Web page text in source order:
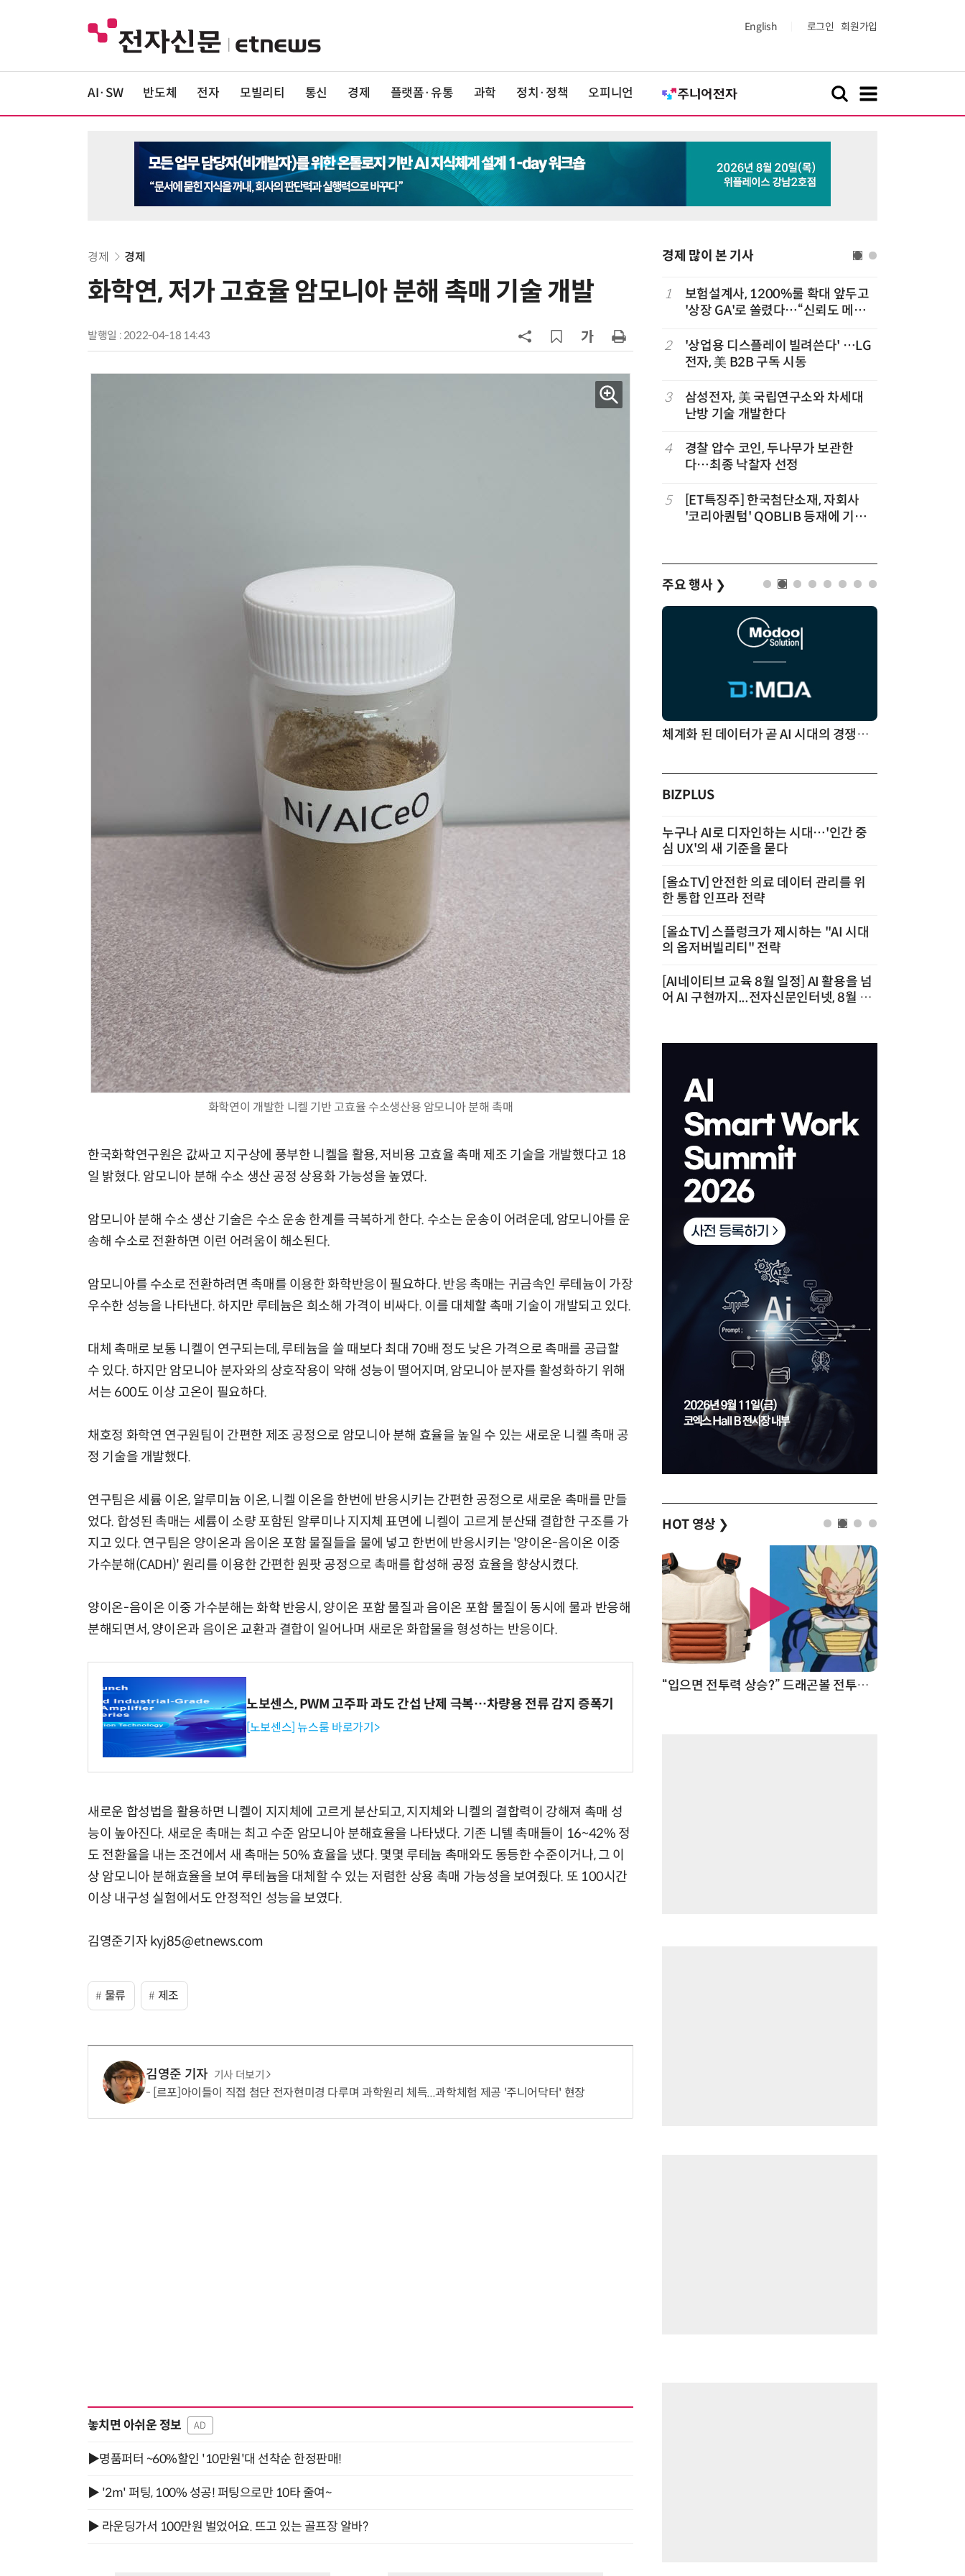
English 로그인 회원가입
AI·SW 반도체 전자 모빌리티 통신 경제 플랫폼·유통 과학 정치·정책 오피니언
경제 경제
화학연, 저가 고효율 암모니아 분해 촉매 기술 개발
발행일 : 2022-04-18 14:43
화학연이 개발한 니켈 기반 고효율 수소생산용 암모니아 분해 촉매
한국화학연구원은 값싸고 지구상에 풍부한 니켈을 활용, 저비용 고효율 촉매 제조 기술을 개발했다고 18
일 밝혔다. 암모니아 분해 수소 생산 공정 상용화 가능성을 높였다.
암모니아 분해 수소 생산 기술은 수소 운송 한계를 극복하게 한다. 수소는 운송이 어려운데, 암모니아를 운
송해 수소로 전환하면 이런 어려움이 해소된다.
암모니아를 수소로 전환하려면 촉매를 이용한 화학반응이 필요하다. 반응 촉매는 귀금속인 루테늄이 가장
우수한 성능을 나타낸다. 하지만 루테늄은 희소해 가격이 비싸다. 이를 대체할 촉매 기술이 개발되고 있다.
대체 촉매로 보통 니켈이 연구되는데, 루테늄을 쓸 때보다 최대 70배 정도 낮은 가격으로 촉매를 공급할
수 있다. 하지만 암모니아 분자와의 상호작용이 약해 성능이 떨어지며, 암모니아 분자를 활성화하기 위해
서는 600도 이상 고온이 필요하다.
채호정 화학연 연구원팀이 간편한 제조 공정으로 암모니아 분해 효율을 높일 수 있는 새로운 니켈 촉매 공
정 기술을 개발했다.
연구팀은 세륨 이온, 알루미늄 이온, 니켈 이온을 한번에 반응시키는 간편한 공정으로 새로운 촉매를 만들
었다. 합성된 촉매는 세륨이 소량 포함된 알루미나 지지체 표면에 니켈이 고르게 분산돼 결합한 구조를 가
지고 있다. 연구팀은 양이온과 음이온 포함 물질들을 물에 넣고 한번에 반응시키는 '양이온-음이온 이중
가수분해(CADH)' 원리를 이용한 간편한 원팟 공정으로 촉매를 합성해 공정 효율을 향상시켰다.
양이온-음이온 이중 가수분해는 화학 반응시, 양이온 포함 물질과 음이온 포함 물질이 동시에 물과 반응해
분해되면서, 양이온과 음이온 교환과 결합이 일어나며 새로운 화합물을 형성하는 반응이다.
노보센스, PWM 고주파 과도 간섭 난제 극복…차량용 전류 감지 증폭기
[노보센스] 뉴스룸 바로가기>
새로운 합성법을 활용하면 니켈이 지지체에 고르게 분산되고, 지지체와 니켈의 결합력이 강해져 촉매 성
능이 높아진다. 새로운 촉매는 최고 수준 암모니아 분해효율을 나타냈다. 기존 니텔 촉매들이 16~42% 정
도 전환율을 내는 조건에서 새 촉매는 50% 효율을 냈다. 몇몇 루테늄 촉매와도 동등한 수준이거나, 그 이
상 암모니아 분해효율을 보여 루테늄을 대체할 수 있는 저렴한 상용 촉매 가능성을 보여줬다. 또 100시간
이상 내구성 실험에서도 안정적인 성능을 보였다.
김영준기자 kyj85@etnews.com
물류 제조
김영준 기자 기사 더보기
[르포]아이들이 직접 첨단 전자현미경 다루며 과학원리 체득...과학체험 제공 '주니어닥터' 현장
놓치면 아쉬운 정보 AD
▶명품퍼터 ~60%할인 '10만원'대 선착순 한정판매!
▶ '2m' 퍼팅, 100% 성공! 퍼팅으로만 10타 줄여~
▶ 라운딩가서 100만원 벌었어요. 뜨고 있는 골프장 알바?
경제 많이 본 기사
6월 경상수지 497억달러 '역대 최
세제개편안에 벤처·중소기업계 환
대출 못 받아 신용 못 쌓는 악순환…
서민 신용평가 사각지대 메운다
1
보험설계사, 1200%룰 확대 앞두고
'상장 GA'로 쏠렸다…“신뢰도 메리
2
'상업용 디스플레이 빌려쓴다' …LG
전자, 美 B2B 구독 시동
3
삼성전자, 美 국립연구소와 차세대
난방 기술 개발한다
4
경찰 압수 코인, 두나무가 보관한
다…최종 낙찰자 선정
5
[ET특징주] 한국첨단소재, 자회사
'코리아퀀텀' QOBLIB 등재에 기대
주요 행사 ❯
AI Native Enterprise를 지원하는 AI Ready Data 플랫폼 활용 전략 체계화 된 데이터가 곧 AI 시대의 경쟁력이다
BIZPLUS
누구나 AI로 디자인하는 시대…'인간 중
심 UX'의 새 기준을 묻다
[올쇼TV] 안전한 의료 데이터 관리를 위
한 통합 인프라 전략
[올쇼TV] 스플렁크가 제시하는 "AI 시대
의 옵저버빌리티" 전략
[AI네이티브 교육 8월 일정] AI 활용을 넘
어 AI 구현까지...전자신문인터넷, 8월 실
HOT 영상 ❯
“입으면 전투력 상승?” 드래곤볼 전투복 닮은 중량조끼